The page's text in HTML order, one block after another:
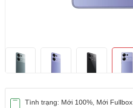
Tình trạng: Mới 100%, Mới Fullbox